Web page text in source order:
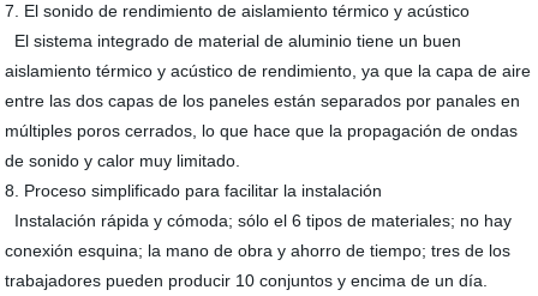
7. El sonido de rendimiento de aislamiento térmico y acústico
El sistema integrado de material de aluminio tiene un buen
aislamiento térmico y acústico de rendimiento, ya que la capa de aire
entre las dos capas de los paneles están separados por panales en
múltiples poros cerrados, lo que hace que la propagación de ondas
de sonido y calor muy limitado.
8. Proceso simplificado para facilitar la instalación
Instalación rápida y cómoda; sólo el 6 tipos de materiales; no hay
conexión esquina; la mano de obra y ahorro de tiempo; tres de los
trabajadores pueden producir 10 conjuntos y encima de un día.